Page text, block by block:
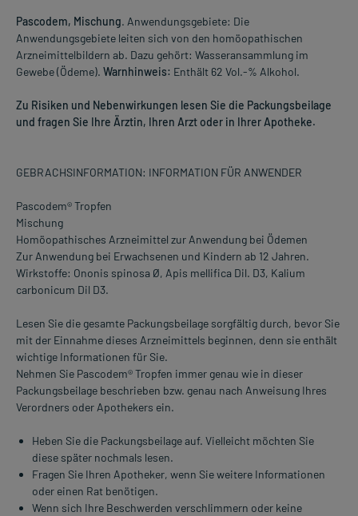
Pascodem, Mischung. Anwendungsgebiete: Die
Anwendungsgebiete leiten sich von den homöopathischen
Arzneimittelbildern ab. Dazu gehört: Wasseransammlung im
Gewebe (Ödeme). Warnhinweis: Enthält 62 Vol.-% Alkohol.
Zu Risiken und Nebenwirkungen lesen Sie die Packungsbeilage
und fragen Sie Ihre Ärztin, Ihren Arzt oder in Ihrer Apotheke.
GEBRACHSINFORMATION: INFORMATION FÜR ANWENDER
Pascodem® Tropfen
Mischung
Homöopathisches Arzneimittel zur Anwendung bei Ödemen
Zur Anwendung bei Erwachsenen und Kindern ab 12 Jahren.
Wirkstoffe: Ononis spinosa Ø, Apis mellifica Dil. D3, Kalium
carbonicum Dil D3.
Lesen Sie die gesamte Packungsbeilage sorgfältig durch, bevor Sie
mit der Einnahme dieses Arzneimittels beginnen, denn sie enthält
wichtige Informationen für Sie.
Nehmen Sie Pascodem® Tropfen immer genau wie in dieser
Packungsbeilage beschrieben bzw. genau nach Anweisung Ihres
Verordners oder Apothekers ein.
Heben Sie die Packungsbeilage auf. Vielleicht möchten Sie
diese später nochmals lesen.
Fragen Sie Ihren Apotheker, wenn Sie weitere Informationen
oder einen Rat benötigen.
Wenn sich Ihre Beschwerden verschlimmern oder keine